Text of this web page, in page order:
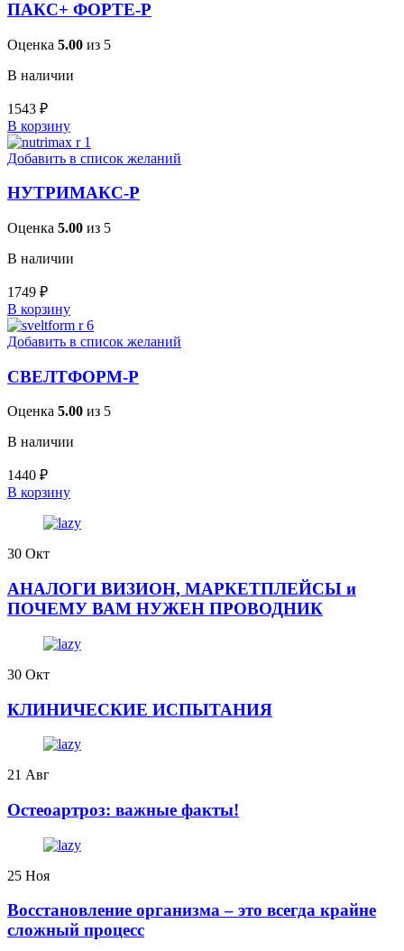
ПАКС+ ФОРТЕ-Р
Оценка 5.00 из 5
В наличии
1543 ₽
В корзину
Добавить в список желаний
НУТРИМАКС-Р
Оценка 5.00 из 5
В наличии
1749 ₽
В корзину
Добавить в список желаний
СВЕЛТФОРМ-Р
Оценка 5.00 из 5
В наличии
1440 ₽
В корзину
30 Окт
АНАЛОГИ ВИЗИОН, МАРКЕТПЛЕЙСЫ и
ПОЧЕМУ ВАМ НУЖЕН ПРОВОДНИК
30 Окт
КЛИНИЧЕСКИЕ ИСПЫТАНИЯ
21 Авг
️Остеоартроз: важные факты!
25 Ноя
Восстановление организма – это всегда крайне
сложный процесс